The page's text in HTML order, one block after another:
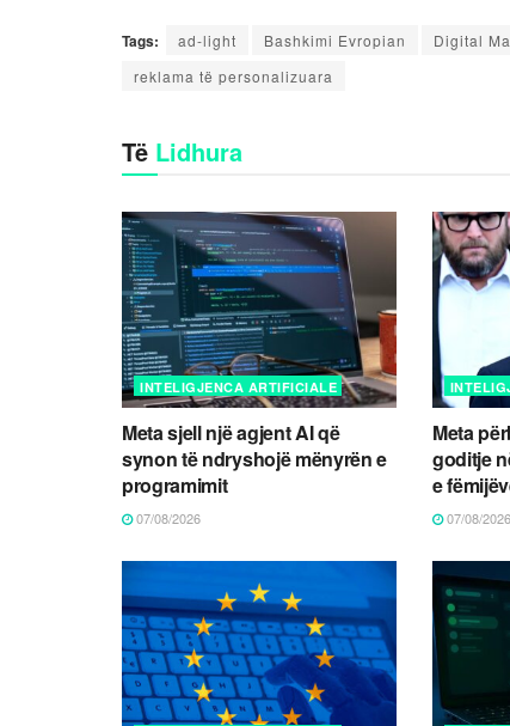
Tags: ad-light Bashkimi Evropian Digital
reklama të personalizuara
Të Lidhura
INTELIGJENCA ARTIFICIALE
Meta sjell një agjent AI që
synon të ndryshojë mënyrën e
programimit
07/08/2026
Meta
goditje
e
07/08/2026